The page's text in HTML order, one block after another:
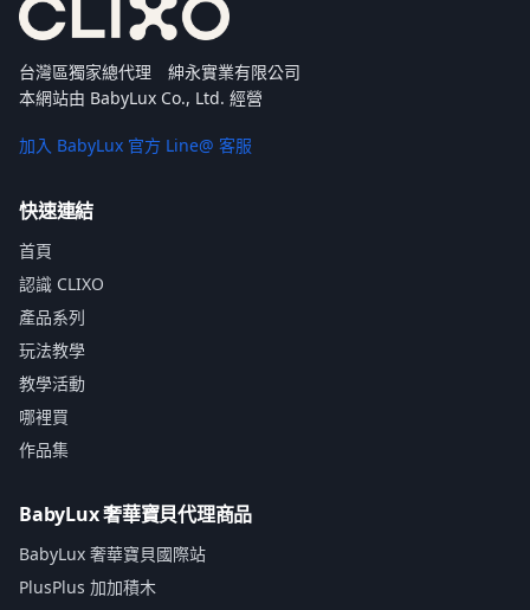
台灣區獨家總代理 紳永實業有限公司
本網站由 BabyLux Co., Ltd. 經營
加入 BabyLux 官方 Line@ 客服
快速連結
首頁
認識 CLIXO
產品系列
玩法教學
教學活動
哪裡買
作品集
BabyLux 奢華寶貝代理商品
BabyLux 奢華寶貝國際站
PlusPlus 加加積木